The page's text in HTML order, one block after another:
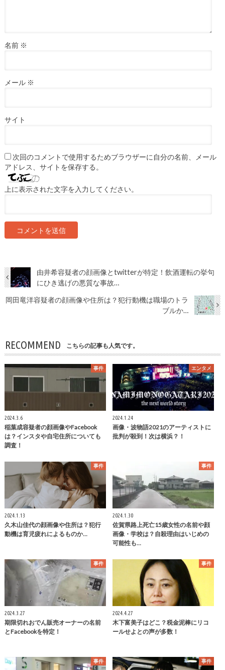
名前 ※
メール ※
サイト
次回のコメントで使用するためブラウザーに自分の名前、メール
アドレス、サイトを保存する。
上に表示された文字を入力してください。
由井希容疑者の顔画像とtwitterが特定！飲酒運転の挙句
にひき逃げの悪質な事故…
岡田竜洋容疑者の顔画像や住所は？犯行動機は職場のトラ
ブルか…
RECOMMEND こちらの記事も人気です。
事件
2024.3.6
稲葉成容疑者の顔画像やFacebook
は？インスタや自宅住所についても
調査！
エンタメ
2024.1.24
画像・波物語2021のアーティストに
批判が殺到！次は横浜？！
事件
2024.1.13
久木山佳代の顔画像や住所は？犯行
動機は育児疲れによるものか…
事件
2024.1.30
佐賀県路上死亡15歳女性の名前や顔
画像・学校は？自殺理由はいじめの
可能性も…
事件
2024.3.27
期限切れおでん販売オーナーの名前
とFacebookを特定！
事件
2024.4.27
木下富美子はどこ？税金泥棒にリコ
ールせよとの声が多数！
事件 事件